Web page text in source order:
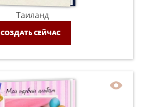
Таиланд
СОЗДАТЬ СЕЙЧАС